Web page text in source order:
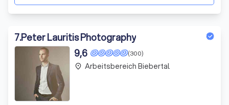
7.Peter Lauritis Photography
(300)
9,6
place Arbeitsbereich Biebertal